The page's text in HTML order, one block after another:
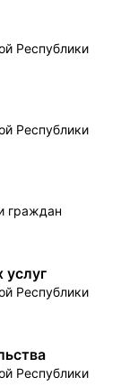
Республики
Республики
граждан
услуг
Республики
Республики